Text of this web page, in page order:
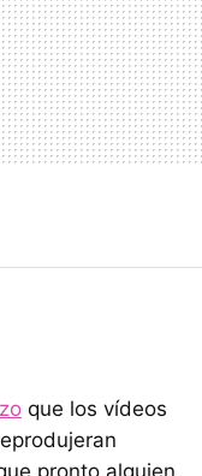
que los vídeos
pronto alguien